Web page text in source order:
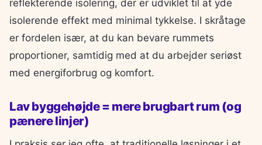
reflekterende isolering, der er udviklet til at yde
isolerende effekt med minimal tykkelse. I skråtage
er fordelen især, at du kan bevare rummets
proportioner, samtidig med at du arbejder seriøst
med energiforbrug og komfort.
Lav byggehøjde = mere brugbart rum (og
pænere linjer)